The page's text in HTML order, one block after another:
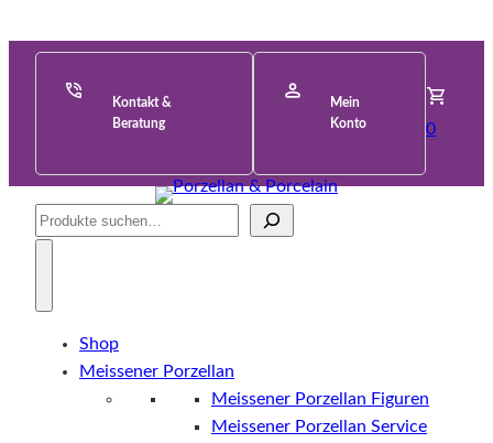
Kontakt &
Beratung
Mein
Konto
0
Suche
Shop
Meissener Porzellan
Meissener Porzellan Figuren
Meissener Porzellan Service